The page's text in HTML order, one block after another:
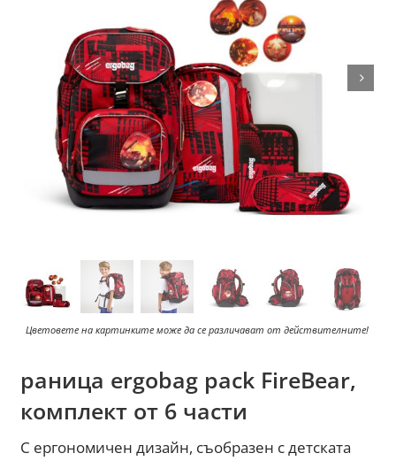
Цветовете на картинките може да се различават от действителните!
раница ergobag pack FireBear,
комплект от 6 части
С ергономичен дизайн, съобразен с детската